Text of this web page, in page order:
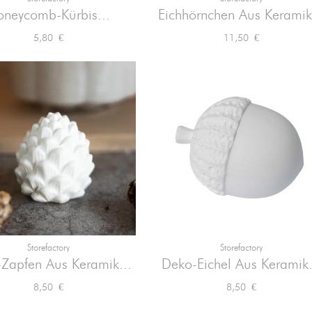
Kürbis...
Preis
5,80 €
Vorschau Eichhörnchen Aus
Preis
11,50 €
Vorschau
Storefactory
Aus Keramik...
Preis
8,50 €
Vorschau
Storefactory
Deko-Eichel Aus
Preis
8,50 €
Vorschau